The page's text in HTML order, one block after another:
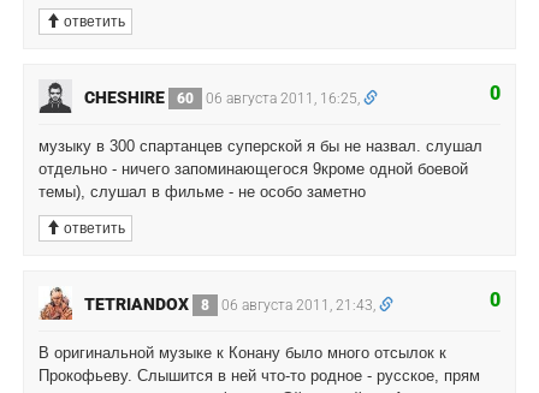
ответить
0
CHESHIRE 60 06 августа 2011, 16:25,
музыку в 300 спартанцев суперской я бы не назвал. слушал
отдельно - ничего запоминающегося 9кроме одной боевой
темы), слушал в фильме - не особо заметно
ответить
0
TETRIANDOX 8 06 августа 2011, 21:43,
В оригинальной музыке к Конану было много отсылок к
Прокофьеву. Слышится в ней что-то родное - русское, прям